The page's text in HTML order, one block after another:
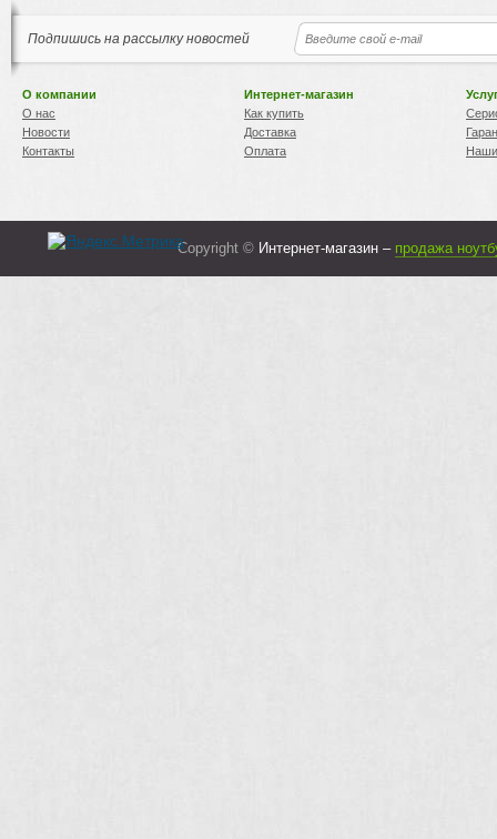
Подпишись на рассылку новостей
О компании
О нас
Новости
Контакты
Интернет-магазин
Как купить
Доставка
Оплата
Copyright © Интернет-магазин – продажа